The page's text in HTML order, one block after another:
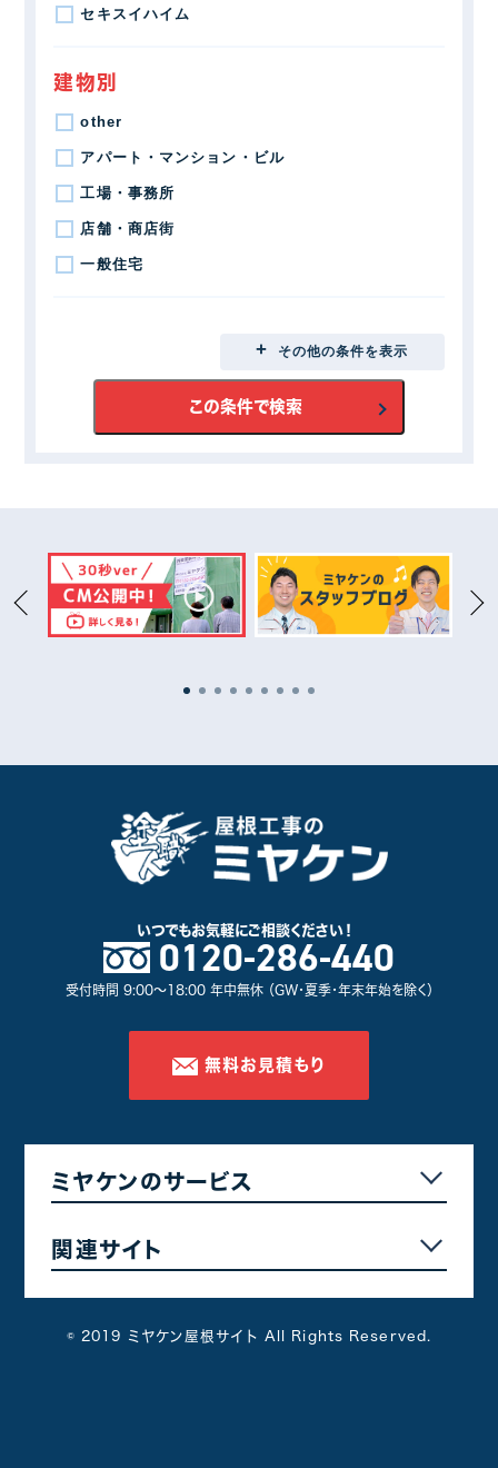
セキスイハイム
建物別
other
アパート・マンション・ビル
工場・事務所
店舗・商店街
一般住宅
富岡市 沼田市
北群馬郡 佐波郡
邑楽郡 甘楽郡
無機プラン
遮熱シリコンプラン
その他工事別
カバー・葺き替え工事
防水工事
瓦・漆喰工事
雨樋工事
その他の条件を表示
この条件で検索
いつでもお気軽にご相談ください！
0120-286-440
受付時間 9:00～18:00 年中無休 （GW・夏季・年末年始を除く）
無料お見積もり
ミヤケンのサービス
関連サイト
© 2019 ミヤケン屋根サイト All Rights Reserved.